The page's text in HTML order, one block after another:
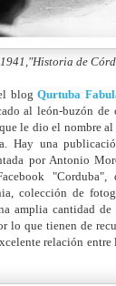
de
blogQurtuba
al león-buzón de
le dio el nombre al
Hay una
por Antonio
colección de
amplia cantidad de
lo que tienen de
relación entre